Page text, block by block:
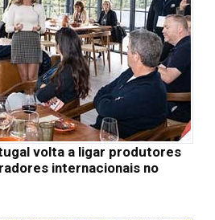
volta a ligar produtores
internacionais no